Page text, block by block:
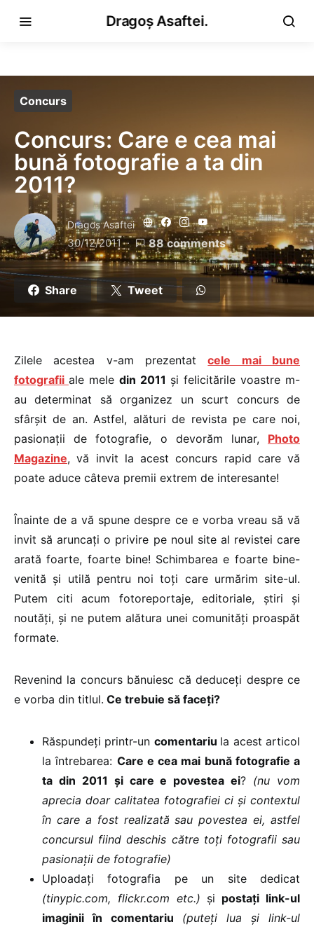
Dragoș Asaftei.
Concurs
Concurs: Care e cea mai
bună fotografie a ta din
2011?
Dragoş Asaftei
30/12/2011 88 comments
Share Tweet
Zilele acestea v-am prezentatcele mai bune
fotografii ale mele din 2011 și felicitările voastre m-
au determinat să organizez un scurt concurs de
sfârșit de an. Astfel, alături de revista pe care noi,
pasionații de fotografie, o devorăm lunar, Photo
Magazine, vă invit la acest concurs rapid care vă
poate aduce câteva premii extrem de interesante!
Înainte de a vă spune despre ce e vorba vreau să vă
invit să aruncați o privire pe noul site al revistei care
arată foarte, foarte bine! Schimbarea e foarte bine-
venită și utilă pentru noi toți care urmărim site-ul.
Putem citi acum fotoreportaje, editoriale, știri și
noutăți, și ne putem alătura unei comunități proaspăt
formate.
Revenind la concurs bănuiesc că deduceți despre ce
e vorba din titlul. Ce trebuie să faceți?
Răspundeți printr-un comentariu la acest articol
la întrebarea: Care e cea mai bună fotografie a
ta din 2011 și care e povestea ei? (nu vom
aprecia doar calitatea fotografiei ci și contextul
în care a fost realizată sau povestea ei, astfel
concursul fiind deschis către toți fotografii sau
pasionații de fotografie)
Uploadați fotografia pe un site dedicat
(tinypic.com, flickr.com etc.) și postați link-ul
imaginii în comentariu (puteți lua și link-ul